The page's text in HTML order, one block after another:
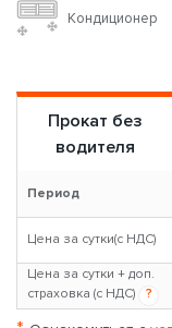
Кондиционер
Прокат без
водителя
Период
Цена за сутки(с НДС)
Цена за сутки + доп.
страховка (с НДС)
?